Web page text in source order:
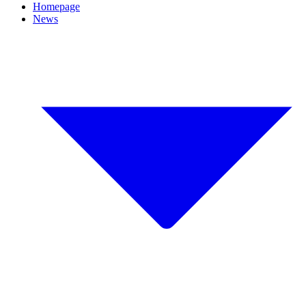
Homepage
News